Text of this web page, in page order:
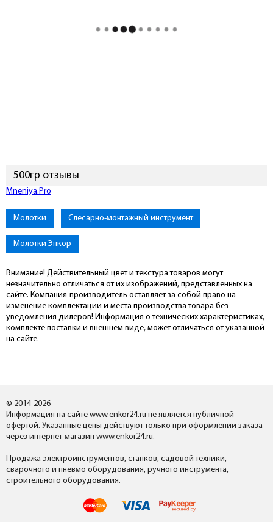
500гр отзывы
Подключиться к Mneniya.Pro
Молотки Слесарно-монтажный инструмент
Молотки Энкор
Внимание! Действительный цвет и текстура товаров могут
незначительно отличаться от их изображений, представленных на
сайте. Компания-производитель оставляет за собой право на
изменение комплектации и места производства товара без
уведомления дилеров! Информация о технических характеристиках,
комплекте поставки и внешнем виде, может отличаться от указанной
на сайте.
© 2014-2026
Информация на сайте www.enkor24.ru не является публичной
офертой. Указанные цены действуют только при оформлении заказа
через интернет-магазин www.enkor24.ru.
Продажа электроинструментов, станков, садовой техники,
сварочного и пневмо оборудования, ручного инструмента,
строительного оборудования.